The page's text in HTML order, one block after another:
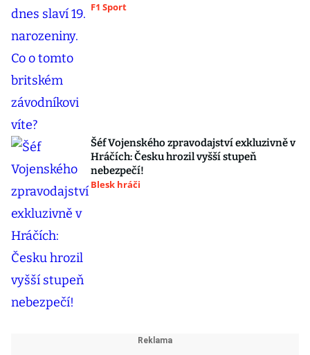
F1 Sport
Šéf Vojenského zpravodajství exkluzivně v
Hráčích: Česku hrozil vyšší stupeň
nebezpečí!
Blesk hráči